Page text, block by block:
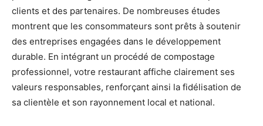
clients et des partenaires. De nombreuses études
montrent que les consommateurs sont prêts à soutenir
des entreprises engagées dans le développement
durable. En intégrant un procédé de compostage
professionnel, votre restaurant affiche clairement ses
valeurs responsables, renforçant ainsi la fidélisation de
sa clientèle et son rayonnement local et national.